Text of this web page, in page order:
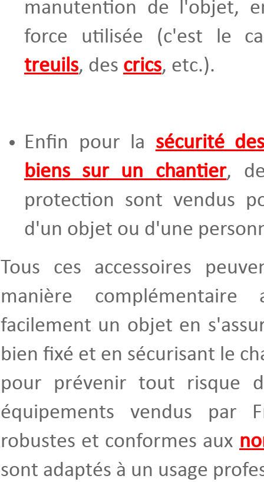
manutention de l'objet,
force utilisée (c'est le
treuils, des crics, etc.).
Enfin pour la sécurité
biens sur un chantier,
protection sont vendus
d'un objet ou d'une
Tous ces accessoires
manière
facilement un objet en
bien fixé et en sécurisant le
pour prévenir tout risque
équipements vendus par
robustes et conformes aux
sont adaptés à un usage